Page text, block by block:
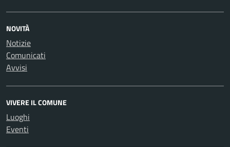
NOVITÀ
Notizie
Comunicati
Avvisi
VIVERE IL COMUNE
Luoghi
Eventi